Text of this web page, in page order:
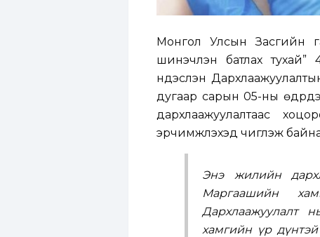
Монгол Улсын Засгийн
шинэчлэн батлах тухай”
үндэслэн
дугаар сарын 05-ны
дархлаажуулалтаас
эрчимжүүлэхэд чиглэж
Энэ жилийн
Маргаашийн
Дархлаажуулалт
хамгийн үр